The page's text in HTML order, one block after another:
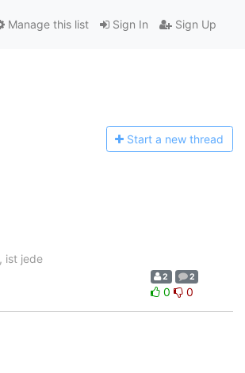
Sign In Sign Up
Manage this list
Start a new thread
ist jede
2 2
0 0